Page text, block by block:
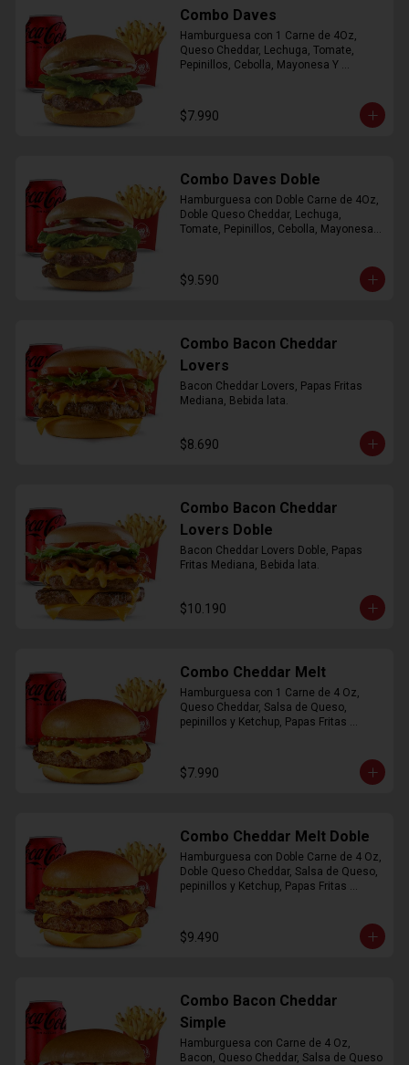
Combo Daves
Hamburguesa con 1 Carne de 4Oz,
Queso Cheddar, Lechuga, Tomate,
Pepinillos, Cebolla, Mayonesa Y
$7.990
Combo Daves Doble
Hamburguesa con Doble Carne de 4Oz,
Doble Queso Cheddar, Lechuga,
Tomate, Pepinillos, Cebolla, Mayonesa y
$9.590
Combo Bacon Cheddar
Lovers
Bacon Cheddar Lovers, Papas Fritas
Mediana, Bebida lata.
$8.690
Combo Bacon Cheddar
Lovers Doble
Bacon Cheddar Lovers Doble, Papas
Fritas Mediana, Bebida lata.
$10.190
Combo Cheddar Melt
Hamburguesa con 1 Carne de 4 Oz,
Queso Cheddar, Salsa de Queso,
pepinillos y Ketchup, Papas Fritas
$7.990
Combo Cheddar Melt Doble
Hamburguesa con Doble Carne de 4 Oz,
Doble Queso Cheddar, Salsa de Queso,
pepinillos y Ketchup, Papas Fritas
$9.490
Combo Bacon Cheddar
Simple
Hamburguesa con Carne de 4 Oz,
Bacon, Queso Cheddar, Salsa de Queso